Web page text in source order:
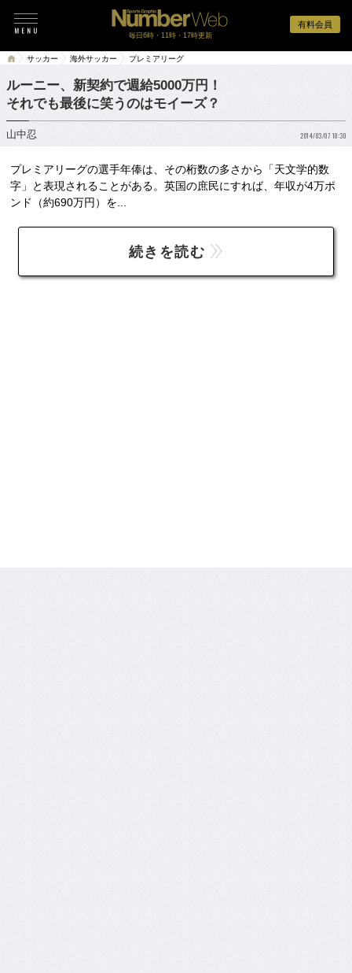
有料会員
毎日6時・11時・17時更新
サッカー 海外サッカー プレミアリーグ
ルーニー、新契約で週給5000万円！
それでも最後に笑うのはモイーズ？
山中忍 2014/03/07 10:30
プレミアリーグの選手年俸は、その桁数の多さから「天文学的数
字」と表現されることがある。英国の庶民にすれば、年収が4万ポ
ンド（約690万円）を...
続きを読む